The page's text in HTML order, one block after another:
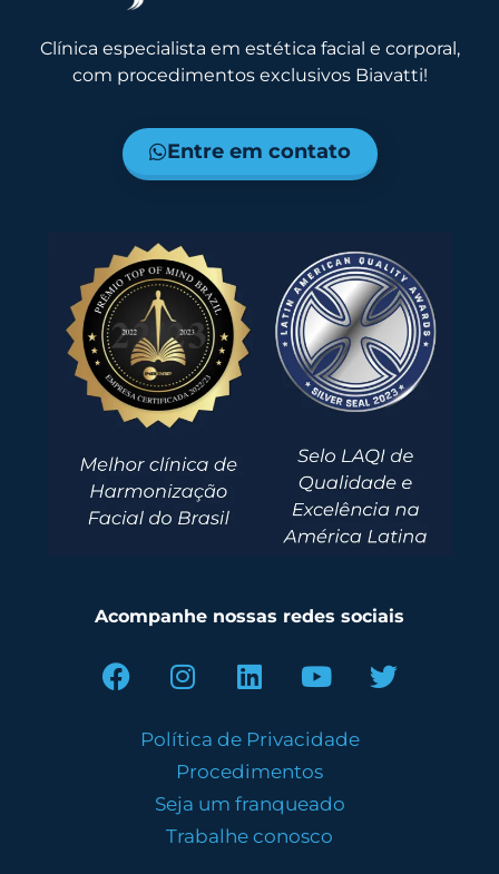
Clínica especialista em estética facial e corporal,
com procedimentos exclusivos Biavatti!
Entre em contato
Acompanhe nossas redes sociais
Política de Privacidade
Procedimentos
Seja um franqueado
Trabalhe conosco